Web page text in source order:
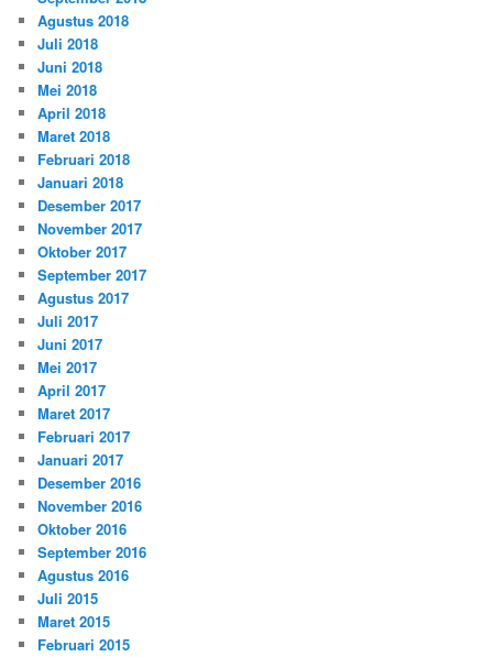
Agustus 2018
Juli 2018
Juni 2018
Mei 2018
April 2018
Maret 2018
Februari 2018
Januari 2018
Desember 2017
November 2017
Oktober 2017
September 2017
Agustus 2017
Juli 2017
Juni 2017
Mei 2017
April 2017
Maret 2017
Februari 2017
Januari 2017
Desember 2016
November 2016
Oktober 2016
September 2016
Agustus 2016
Juli 2015
Maret 2015
Februari 2015